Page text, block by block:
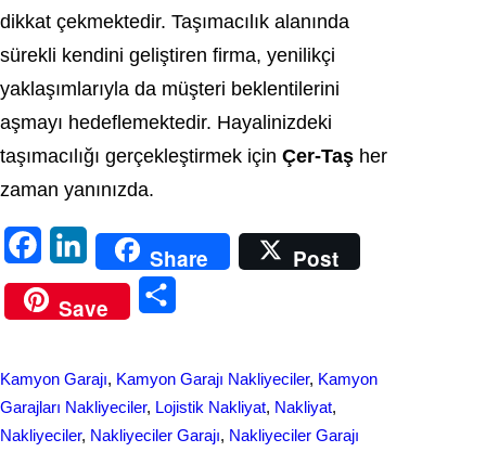
dikkat çekmektedir. Taşımacılık alanında
sürekli kendini geliştiren firma, yenilikçi
yaklaşımlarıyla da müşteri beklentilerini
aşmayı hedeflemektedir. Hayalinizdeki
taşımacılığı gerçekleştirmek için Çer-Taş her
zaman yanınızda.
a
c
o
i
n
d
Share
Post
Save
r
e
Kamyon Garajı, Kamyon Garajı Nakliyeciler, Kamyon
Garajları Nakliyeciler, Lojistik Nakliyat, Nakliyat
Nakliyeciler, Nakliyeciler Garajı, Nakliyeciler Garajı